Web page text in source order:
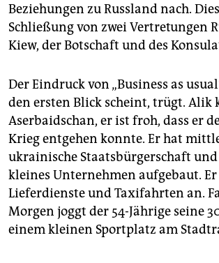
Beziehungen zu Russland nach.
Schließung von zwei Vertretungen
Kiew, der Botschaft und des
Der Eindruck von „Business as
den ersten Blick scheint, trügt. Alik
Aserbaidschan, er ist froh, dass er
Krieg entgehen konnte. Er hat
ukrainische Staatsbürgerschaft
kleines Unternehmen aufgebaut.
Lieferdienste und Taxifahrten an.
Morgen joggt der 54-Jährige seine
einem kleinen Sportplatz am